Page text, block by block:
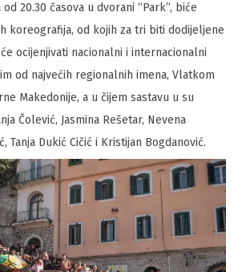
20.30 časova u dvorani “Park”, biće
koreografija, od kojih za tri biti dodijeljene
ocijenjivati nacionalni i internacionalni
od najvećih regionalnih imena, Vlatkom
Makedonije, a u čijem sastavu u su
Čolević, Jasmina Rešetar, Nevena
Tanja Dukić Cičić i Kristijan Bogdanović.